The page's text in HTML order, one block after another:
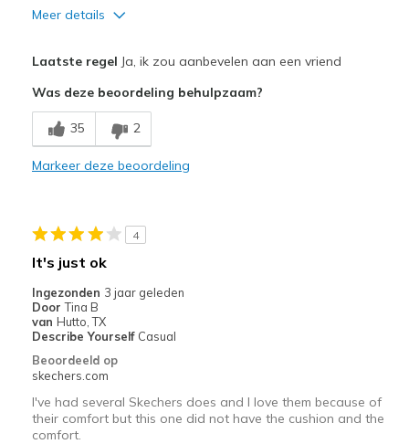
Meer details
Breathe Well
Comfortable
Casual Wear
Width
Sizing
Feels true to size
View On Shoes
Laatste regel Ja, ik zou aanbevelen aan een vriend
Was deze beoordeling behulpzaam?
35 2
Markeer deze beoordeling
4
It's just ok
Ingezonden 3 jaar geleden
Door Tina B
van Hutto, TX
Describe Yourself Casual
Beoordeeld op
skechers.com
I've had several Skechers does and I love them because of
their comfort but this one did not have the cushion and the
comfort.